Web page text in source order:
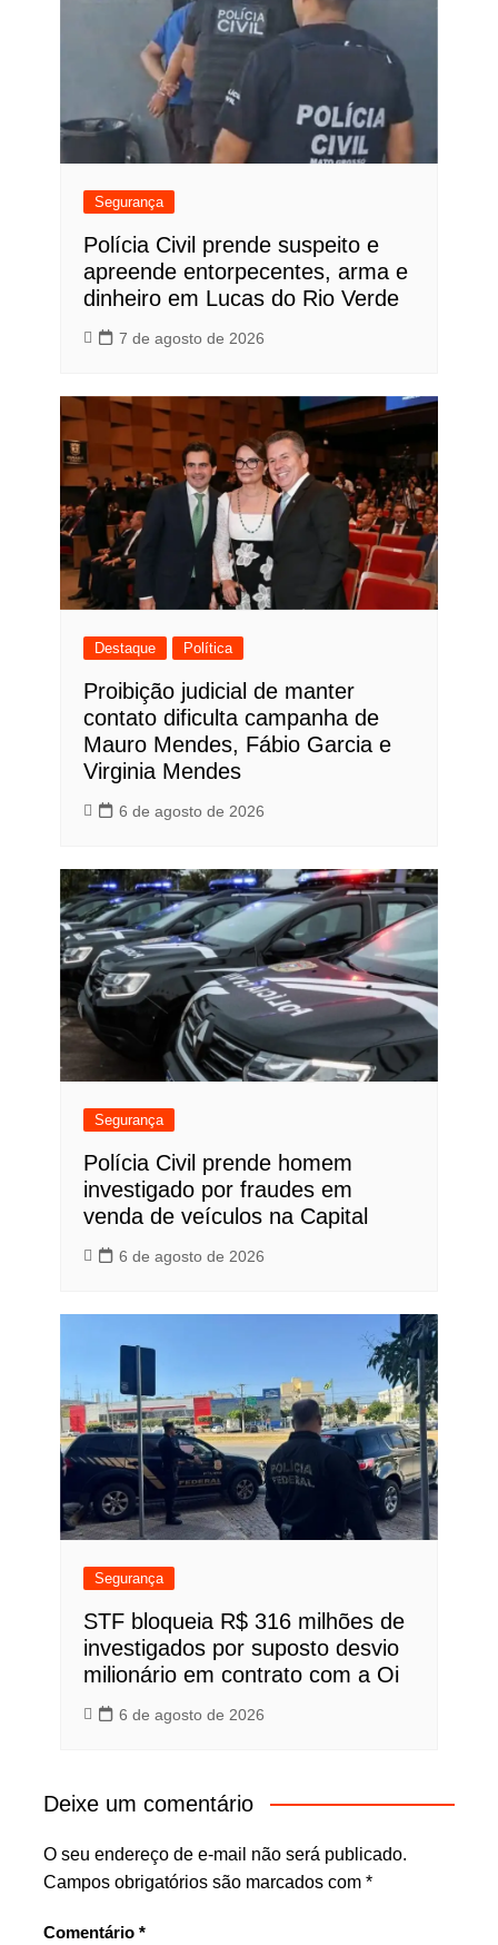
Segurança
Polícia Civil prende suspeito e
apreende entorpecentes, arma e
dinheiro em Lucas do Rio Verde
7 de agosto de 2026
Destaque Política
Proibição judicial de manter
contato dificulta campanha de
Mauro Mendes, Fábio Garcia e
Virginia Mendes
6 de agosto de 2026
Segurança
Polícia Civil prende homem
investigado por fraudes em
venda de veículos na Capital
6 de agosto de 2026
Segurança
STF bloqueia R$ 316 milhões de
investigados por suposto desvio
milionário em contrato com a Oi
6 de agosto de 2026
Deixe um comentário
O seu endereço de e-mail não será publicado.
Campos obrigatórios são marcados com *
Comentário *